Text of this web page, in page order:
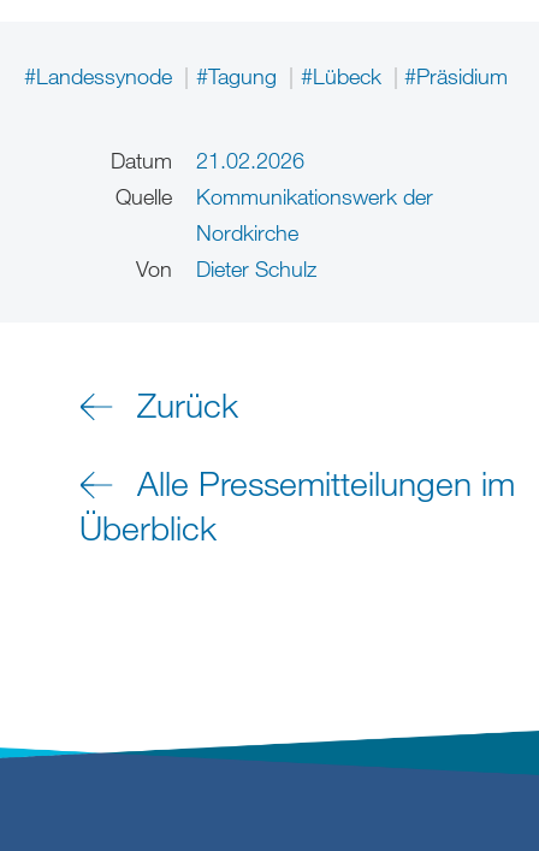
#Landessynode #Tagung #Lübeck #Präsidium
Datum
21.02.2026
Quelle
Kommunikationswerk der
Nordkirche
Von
Dieter Schulz
Zurück
Alle Pressemitteilungen im
Überblick